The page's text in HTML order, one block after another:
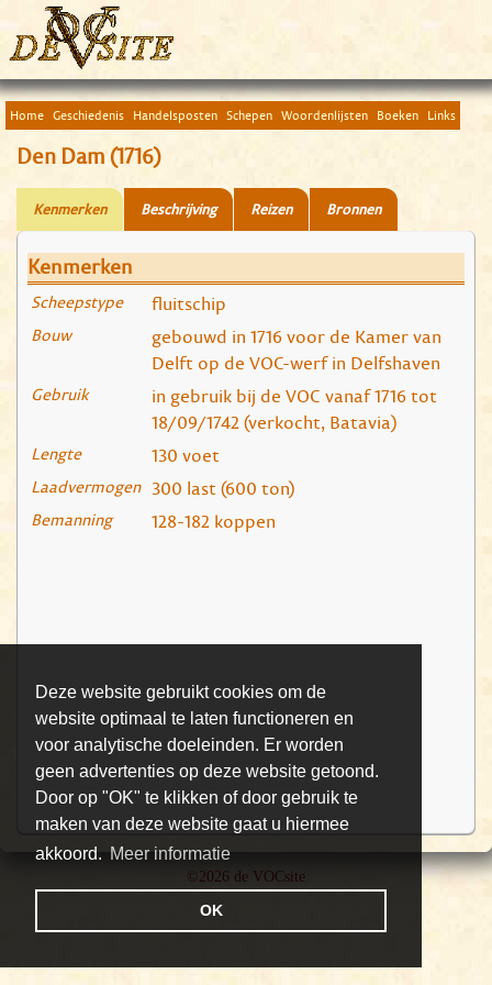
Deze website gebruikt cookies om de
website optimaal te laten functioneren en
voor analytische doeleinden. Er worden
geen advertenties op deze website getoond.
Door op "OK" te klikken of door gebruik te
maken van deze website gaat u hiermee
akkoord. Meer informatie
OK
Home Geschiedenis Handelsposten Schepen Woordenlijsten Boeken Links
Den Dam (1716)
Kenmerken Beschrijving Reizen Bronnen
Kenmerken
Scheepstype fluitschip
Bouw
gebouwd in 1716 voor de Kamer van
Delft op de VOC-werf in Delfshaven
Gebruik
in gebruik bij de VOC vanaf 1716 tot
18/09/1742 (verkocht, Batavia)
Lengte 130 voet
Laadvermogen 300 last (600 ton)
Bemanning 128-182 koppen
©2026 de VOCsite